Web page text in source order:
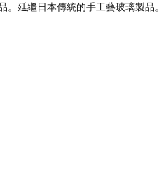
延繼日本傳統的手工藝玻璃製品。